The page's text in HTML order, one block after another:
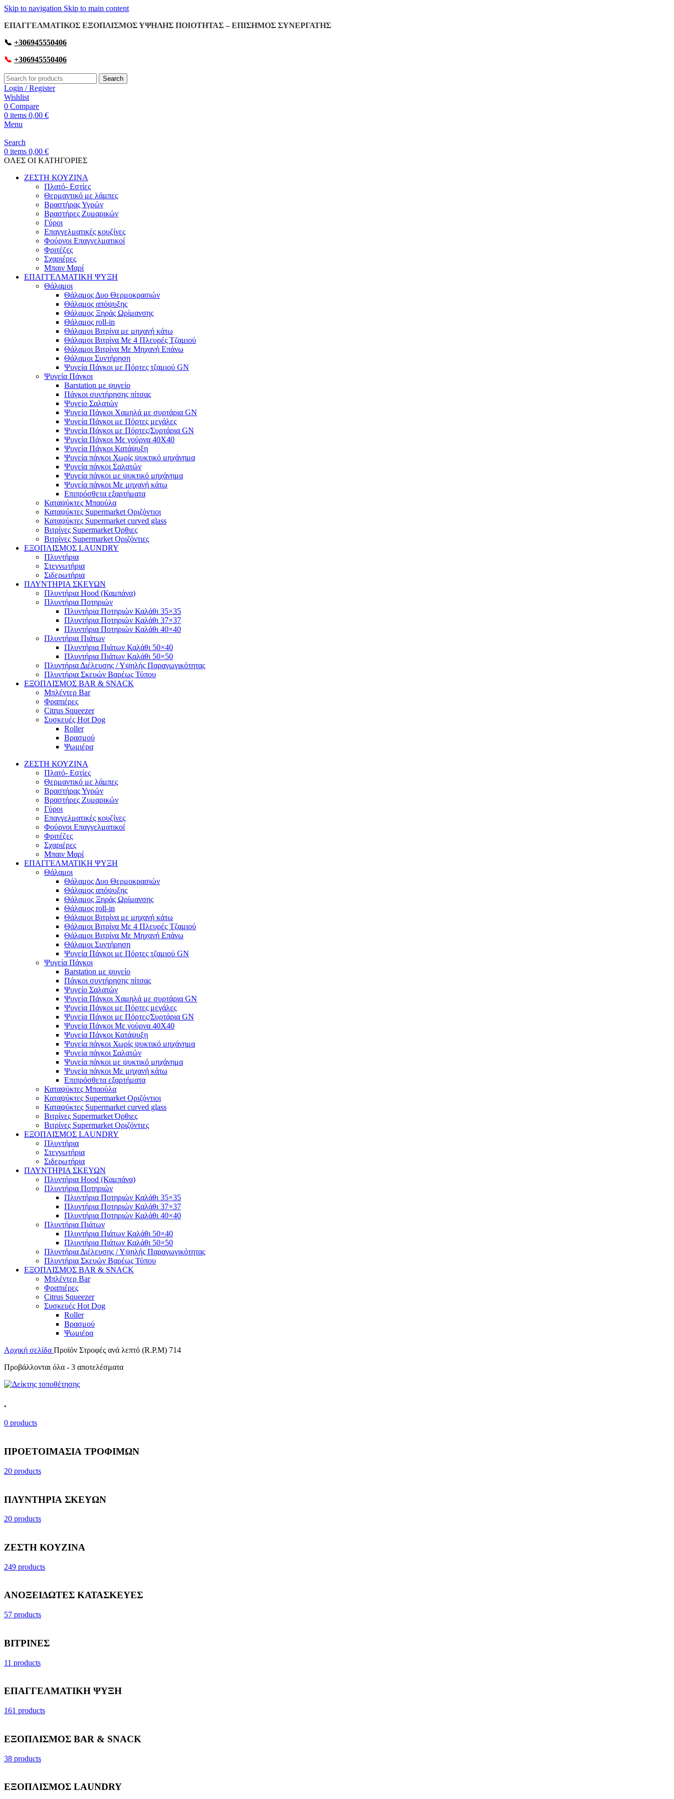
Skip to navigation Skip to main content
ΕΠΑΓΓΕΛΜΑΤΙΚΟΣ ΕΞΟΠΛΙΣΜΟΣ ΥΨΗΛΗΣ ΠΟΙΟΤΗΤΑΣ – ΕΠΙΣΗΜΟΣ ΣΥΝΕΡΓΑΤΗΣ
📞 +306945550406
📞 +306945550406
Search
Login / Register
Wishlist
0 Compare
0 items 0,00 €
Menu
Search
0 items 0,00 €
OΛΕΣ ΟΙ ΚΑΤΗΓΟΡΙΕΣ
ΖΕΣΤΗ ΚΟΥΖΙΝΑ
Πλατό- Εστίες
Θερμαντικό με λάμπες
Βραστήρας Υγρών
Βραστήρες Ζυμαρικών
Γύροι
Επαγγελματικές κουζίνες
Φούρνοι Επαγγελματικοί
Φριτέζες
Σχαριέρες
Μπαιν Μαρί
ΕΠΑΓΓΕΛΜΑΤΙΚΗ ΨΥΞΗ
Θάλαμοι
Θάλαμος Δυο Θερμοκρασιών
Θάλαμος απόψυξης
Θάλαμος Ξηράς Ωρίμανσης
Θάλαμος roll-in
Θάλαμοι Βιτρίνα με μηχανή κάτω
Θάλαμοι Βιτρίνα Με 4 Πλευρές Τζαμιού
Θάλαμοι Βιτρίνα Με Μηχανή Επάνω
Θάλαμοι Συντήρηση
Ψυγεία Πάγκοι με Πόρτες τζαμιού GN
Ψυγεία Πάγκοι
Barstation με ψυγείο
Πάγκοι συντήρησης πίτσας
Ψυγείο Σαλατών
Ψυγεία Πάγκοι Χαμηλά με συρτάρια GN
Ψυγεία Πάγκοι με Πόρτες μεγάλες
Ψυγεία Πάγκοι με Πόρτες/Συρτάρια GN
Ψυγεία Πάγκοι Με γούρνα 40Χ40
Ψυγεία Πάγκοι Κατάψυξη
Ψυγεία πάγκοι Χωρίς ψυκτικό μηχάνημα
Ψυγεία πάγκοι Σαλατών
Ψυγεία πάγκοι με ψυκτικό μηχάνημα
Ψυγεία πάγκοι Με μηχανή κάτω
Επιπρόσθετα εξαρτήματα
Καταψύκτες Μπαούλα
Καταψύκτες Supermarket Οριζόντιοι
Καταψύκτες Supermarket curved glass
Βιτρίνες Supermarket Όρθιες
Βιτρίνες Supermarket Οριζόντιες
ΕΞΟΠΛΙΣΜΟΣ LAUNDRY
Πλυντήρια
Στεγνωτήρια
Σιδερωτήρια
ΠΛΥΝΤΗΡΙΑ ΣΚΕΥΩΝ
Πλυντήρια Hood (Καμπάνα)
Πλυντήρια Ποτηριών
Πλυντήρια Ποτηριών Καλάθι 35×35
Πλυντήρια Ποτηριών Καλάθι 37×37
Πλυντήρια Ποτηριών Καλάθι 40×40
Πλυντήρια Πιάτων
Πλυντήρια Πιάτων Καλάθι 50×40
Πλυντήρια Πιάτων Καλάθι 50×50
Πλυντήρια Διέλευσης / Υψηλής Παραγωγικότητας
Πλυντήρια Σκευών Βαρέως Τύπου
ΕΞΟΠΛΙΣΜΟΣ BAR & SNACK
Μπλέντερ Bar
Φραπιέρες
Citrus Squeezer
Συσκευές Hot Dog
Roller
Βρασμού
Ψωμιέρα
ΖΕΣΤΗ ΚΟΥΖΙΝΑ
Πλατό- Εστίες
Θερμαντικό με λάμπες
Βραστήρας Υγρών
Βραστήρες Ζυμαρικών
Γύροι
Επαγγελματικές κουζίνες
Φούρνοι Επαγγελματικοί
Φριτέζες
Σχαριέρες
Μπαιν Μαρί
ΕΠΑΓΓΕΛΜΑΤΙΚΗ ΨΥΞΗ
Θάλαμοι
Θάλαμος Δυο Θερμοκρασιών
Θάλαμος απόψυξης
Θάλαμος Ξηράς Ωρίμανσης
Θάλαμος roll-in
Θάλαμοι Βιτρίνα με μηχανή κάτω
Θάλαμοι Βιτρίνα Με 4 Πλευρές Τζαμιού
Θάλαμοι Βιτρίνα Με Μηχανή Επάνω
Θάλαμοι Συντήρηση
Ψυγεία Πάγκοι με Πόρτες τζαμιού GN
Ψυγεία Πάγκοι
Barstation με ψυγείο
Πάγκοι συντήρησης πίτσας
Ψυγείο Σαλατών
Ψυγεία Πάγκοι Χαμηλά με συρτάρια GN
Ψυγεία Πάγκοι με Πόρτες μεγάλες
Ψυγεία Πάγκοι με Πόρτες/Συρτάρια GN
Ψυγεία Πάγκοι Με γούρνα 40Χ40
Ψυγεία Πάγκοι Κατάψυξη
Ψυγεία πάγκοι Χωρίς ψυκτικό μηχάνημα
Ψυγεία πάγκοι Σαλατών
Ψυγεία πάγκοι με ψυκτικό μηχάνημα
Ψυγεία πάγκοι Με μηχανή κάτω
Επιπρόσθετα εξαρτήματα
Καταψύκτες Μπαούλα
Καταψύκτες Supermarket Οριζόντιοι
Καταψύκτες Supermarket curved glass
Βιτρίνες Supermarket Όρθιες
Βιτρίνες Supermarket Οριζόντιες
ΕΞΟΠΛΙΣΜΟΣ LAUNDRY
Πλυντήρια
Στεγνωτήρια
Σιδερωτήρια
ΠΛΥΝΤΗΡΙΑ ΣΚΕΥΩΝ
Πλυντήρια Hood (Καμπάνα)
Πλυντήρια Ποτηριών
Πλυντήρια Ποτηριών Καλάθι 35×35
Πλυντήρια Ποτηριών Καλάθι 37×37
Πλυντήρια Ποτηριών Καλάθι 40×40
Πλυντήρια Πιάτων
Πλυντήρια Πιάτων Καλάθι 50×40
Πλυντήρια Πιάτων Καλάθι 50×50
Πλυντήρια Διέλευσης / Υψηλής Παραγωγικότητας
Πλυντήρια Σκευών Βαρέως Τύπου
ΕΞΟΠΛΙΣΜΟΣ BAR & SNACK
Μπλέντερ Bar
Φραπιέρες
Citrus Squeezer
Συσκευές Hot Dog
Roller
Βρασμού
Ψωμιέρα
Αρχική σελίδα Προϊόν Στροφές ανά λεπτό (R.P.M) 714
Προβάλλονται όλα - 3 αποτελέσματα
.
0 products
ΠΡΟΕΤΟΙΜΑΣΙΑ ΤΡΟΦΙΜΩΝ
20 products
ΠΛΥΝΤΗΡΙΑ ΣΚΕΥΩΝ
20 products
ΖΕΣΤΗ ΚΟΥΖΙΝΑ
249 products
ΑΝΟΞΕΙΔΩΤΕΣ ΚΑΤΑΣΚΕΥΕΣ
57 products
ΒΙΤΡΙΝΕΣ
11 products
ΕΠΑΓΓΕΛΜΑΤΙΚΗ ΨΥΞΗ
161 products
ΕΞΟΠΛΙΣΜΟΣ BAR & SNACK
38 products
ΕΞΟΠΛΙΣΜΟΣ LAUNDRY